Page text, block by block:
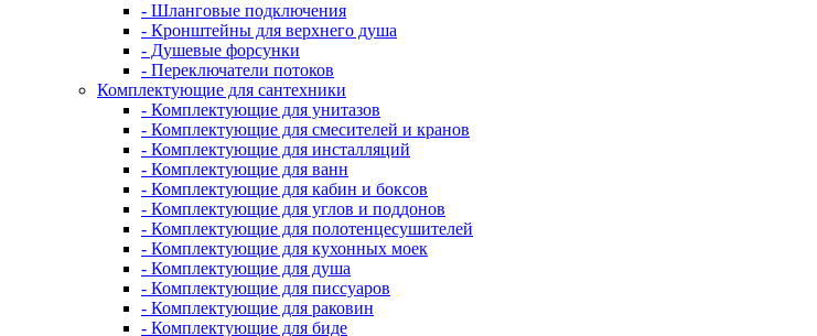
- Шланговые подключения
- Кронштейны для верхнего душа
- Душевые форсунки
- Переключатели потоков
Комплектующие для сантехники
- Комплектующие для унитазов
- Комплектующие для смесителей и кранов
- Комплектующие для инсталляций
- Комплектующие для ванн
- Комплектующие для кабин и боксов
- Комплектующие для углов и поддонов
- Комплектующие для полотенцесушителей
- Комплектующие для кухонных моек
- Комплектующие для душа
- Комплектующие для писсуаров
- Комплектующие для раковин
- Комплектующие для биде